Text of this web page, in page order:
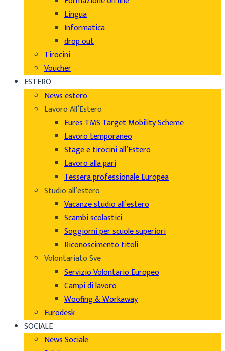
Lingua
Informatica
drop out
Tirocini
Voucher
ESTERO
News estero
Lavoro All’Estero
Eures TMS Target Mobility Scheme
Lavoro temporaneo
Stage e tirocini all’Estero
Lavoro alla pari
Tessera professionale Europea
Studio all’estero
Vacanze studio all’estero
Scambi scolastici
Soggiorni per scuole superiori
Riconoscimento titoli
Volontariato Sve
Servizio Volontario Europeo
Campi di lavoro
Woofing & Workaway
Eurodesk
SOCIALE
News Sociale